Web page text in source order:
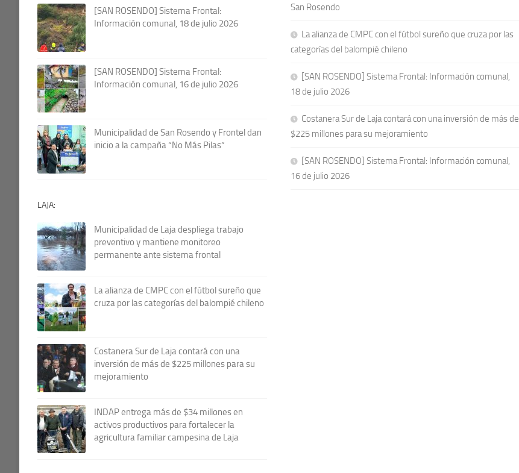
[SAN ROSENDO] Sistema Frontal:
Información comunal, 18 de julio 2026
[SAN ROSENDO] Sistema Frontal:
Información comunal, 16 de julio 2026
Municipalidad de San Rosendo y Frontel dan
inicio a la campaña “No Más Pilas”
LAJA:
Municipalidad de Laja despliega trabajo
preventivo y mantiene monitoreo
permanente ante sistema frontal
La alianza de CMPC con el fútbol sureño que
cruza por las categorías del balompié chileno
Costanera Sur de Laja contará con una
inversión de más de $225 millones para su
mejoramiento
INDAP entrega más de $34 millones en
activos productivos para fortalecer la
agricultura familiar campesina de Laja
San Rosendo
La alianza de CMPC con el fútbol sureño que cruza por las
categorías del balompié chileno
[SAN ROSENDO] Sistema Frontal: Información comunal,
18 de julio 2026
Costanera Sur de Laja contará con una inversión de más de
$225 millones para su mejoramiento
[SAN ROSENDO] Sistema Frontal: Información comunal,
16 de julio 2026